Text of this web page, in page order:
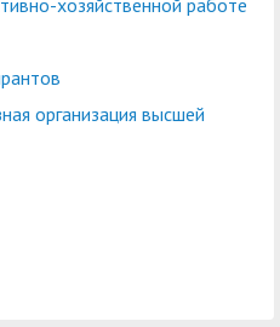
Управление по
административно-
Центр развития
компетенций
хозяйственной работе
организация высшей